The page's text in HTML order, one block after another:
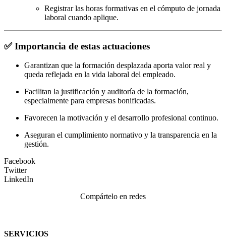
Registrar las horas formativas en el cómputo de jornada
laboral cuando aplique.
✅Importancia de estas actuaciones
Garantizan que la formación desplazada aporta valor real y
queda reflejada en la vida laboral del empleado.
Facilitan la justificación y auditoría de la formación,
especialmente para empresas bonificadas.
Favorecen la motivación y el desarrollo profesional continuo.
Aseguran el cumplimiento normativo y la transparencia en la
gestión.
Facebook
Twitter
LinkedIn
Compártelo en redes
SERVICIOS